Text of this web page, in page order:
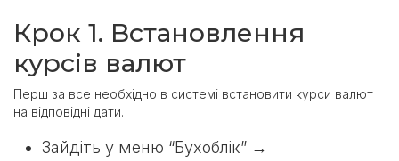
Крок 1. Встановлення
курсів валют
Перш за все необхідно в системі встановити курси валют
на відповідні дати.
Зайдіть у меню “Бухоблік” →